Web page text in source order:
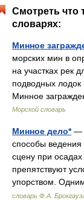
Смотреть что
словарях:
Минное
морских мин в
на участках рек
подводных лодок
Минное
Морской словарь
Минное дело*—
способы
сцену при осадах
препятствуют
упорством.
словарь Ф.А.